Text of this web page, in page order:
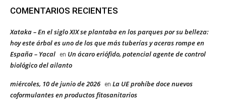
COMENTARIOS RECIENTES
Xataka – En el siglo XIX se plantaba en los parques por su belleza:
hoy este árbol es uno de los que más tuberías y aceras rompe en
España – Yacal
en Un ácaro eriófido, potencial agente de control
biológico del ailanto
miércoles, 10 de junio de 2026 en La UE prohíbe doce nuevos
coformulantes en productos fitosanitarios